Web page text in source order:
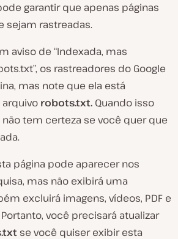
garantir que apenas páginas
sejam rastreadas.
aviso de “Indexada, mas
os rastreadores do Google
mas note que ela está
robots.txt. Quando isso
não tem certeza se você quer que
página pode aparecer nos
mas não exibirá uma
excluirá imagens, vídeos, PDF e
Portanto, você precisará atualizar
se você quiser exibir esta